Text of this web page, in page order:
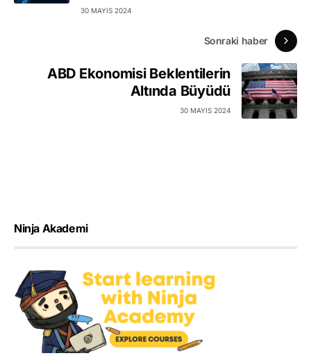
30 MAYIS 2024
Sonraki haber
ABD Ekonomisi Beklentilerin
Altında Büyüdü
30 MAYIS 2024
Ninja Akademi